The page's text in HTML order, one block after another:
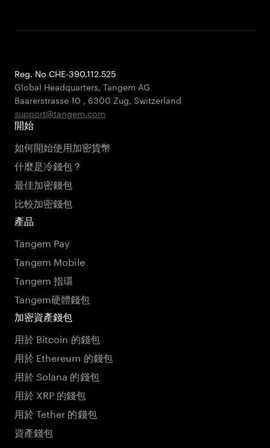
Reg. No CHE-390.112.525
Global Headquarters, Tangem AG
Baarerstrasse 10 , 6300 Zug, Switzerland
support@tangem.com
開始
如何開始使用加密貨幣
什麼是冷錢包？
最佳加密錢包
比較加密錢包
產品
Tangem Pay
Tangem Mobile
Tangem 指環
Tangem硬體錢包
加密資產錢包
用於 Bitcoin 的錢包
用於 Ethereum 的錢包
用於 Solana 的錢包
用於 XRP 的錢包
用於 Tether 的錢包
資產錢包